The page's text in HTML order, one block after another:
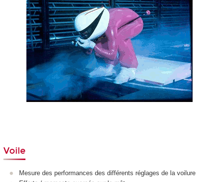
Voile
Mesure des performances des différents réglages de la voilure